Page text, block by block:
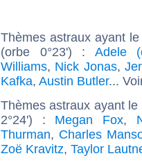
Thèmes astraux ayant
(orbe 0°23') : Adele
Williams, Nick Jonas,
Kafka, Austin Butler...
Thèmes astraux ayant
2°24') : Megan Fox,
Thurman, Charles
Zoë Kravitz, Taylor